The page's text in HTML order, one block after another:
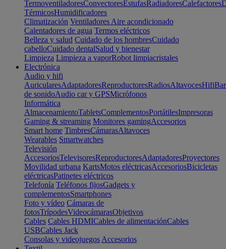
TermoventiladoresConvectoresEstufasRadiadoresCalefactores
TérmicosHumidificadores
Climatización Ventiladores Aire acondicionado
Calentadores de agua Termos eléctricos
Belleza y salud Cuidado de los hombresCuidado
cabelloCuidado dentalSalud y bienestar
Limpieza Limpieza a vaporRobot limpiacristales
Electrónica
Audio y hifi
AuricularesAdaptadoresReproductoresRadiosAltavocesHifi
de sonidoAudio car y GPSMicrófonos
Informática
AlmacenamientoTabletsComplementosPortátilesImpresoras
Gaming & streaming Monitores gamingAccesorios
Smart home TimbresCámarasAltavoces
Wearables Smartwatches
Televisión
AccesoriosTelevisoresReproductoresAdaptadoresProyectores
Movilidad urbana KartsMotos eléctricasAccesoriosBicicletas
eléctricasPatinetes eléctricos
Telefonía Teléfonos fijosGadgets y
complementosSmartphones
Foto y vídeo Cámaras de
fotosTrípodesVideocámarasObjetivos
Cables Cables HDMICables de alimentaciónCables
USBCables Jack
Consolas y videojuegos Accesorios